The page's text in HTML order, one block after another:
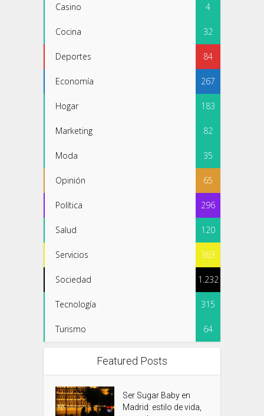
Casino 4
Cocina 32
Deportes 84
Economía 267
Hogar 183
Marketing 82
Moda 35
Opinión 65
Política 296
Salud 120
Servicios 363
Sociedad 1.232
Tecnología 315
Turismo 64
Featured Posts
Ser Sugar Baby en
Madrid: estilo de vida,